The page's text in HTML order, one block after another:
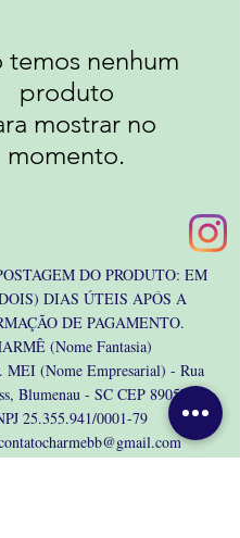
temos nenhum
produto
mostrar no
momento.
DO PRODUTO: EM
DIAS ÚTEIS APÓS A
DE PAGAMENTO.
(Nome Fantasia)
(Nome Empresarial) - Rua
Blumenau - SC CEP 89057630
25.355.941/0001-79